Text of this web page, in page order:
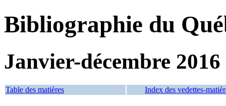
Bibliographie du
Janvier-décembre 2016
Table des matières Index des vedettes-